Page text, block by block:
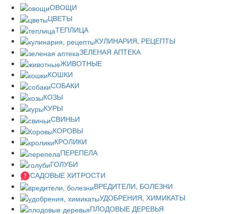
ОВОЩИ
ЦВЕТЫ
ТЕПЛИЦА
КУЛИНАРИЯ, РЕЦЕПТЫ
ЗЕЛЕНАЯ АПТЕКА
ЖИВОТНЫЕ
КОШКИ
СОБАКИ
КОЗЫ
КУРЫ
СВИНЬИ
КОРОВЫ
КРОЛИКИ
ПЕРЕПЕЛА
ГОЛУБИ
САДОВЫЕ ХИТРОСТИ
ВРЕДИТЕЛИ, БОЛЕЗНИ
УДОБРЕНИЯ, ХИМИКАТЫ
ПЛОДОВЫЕ ДЕРЕВЬЯ